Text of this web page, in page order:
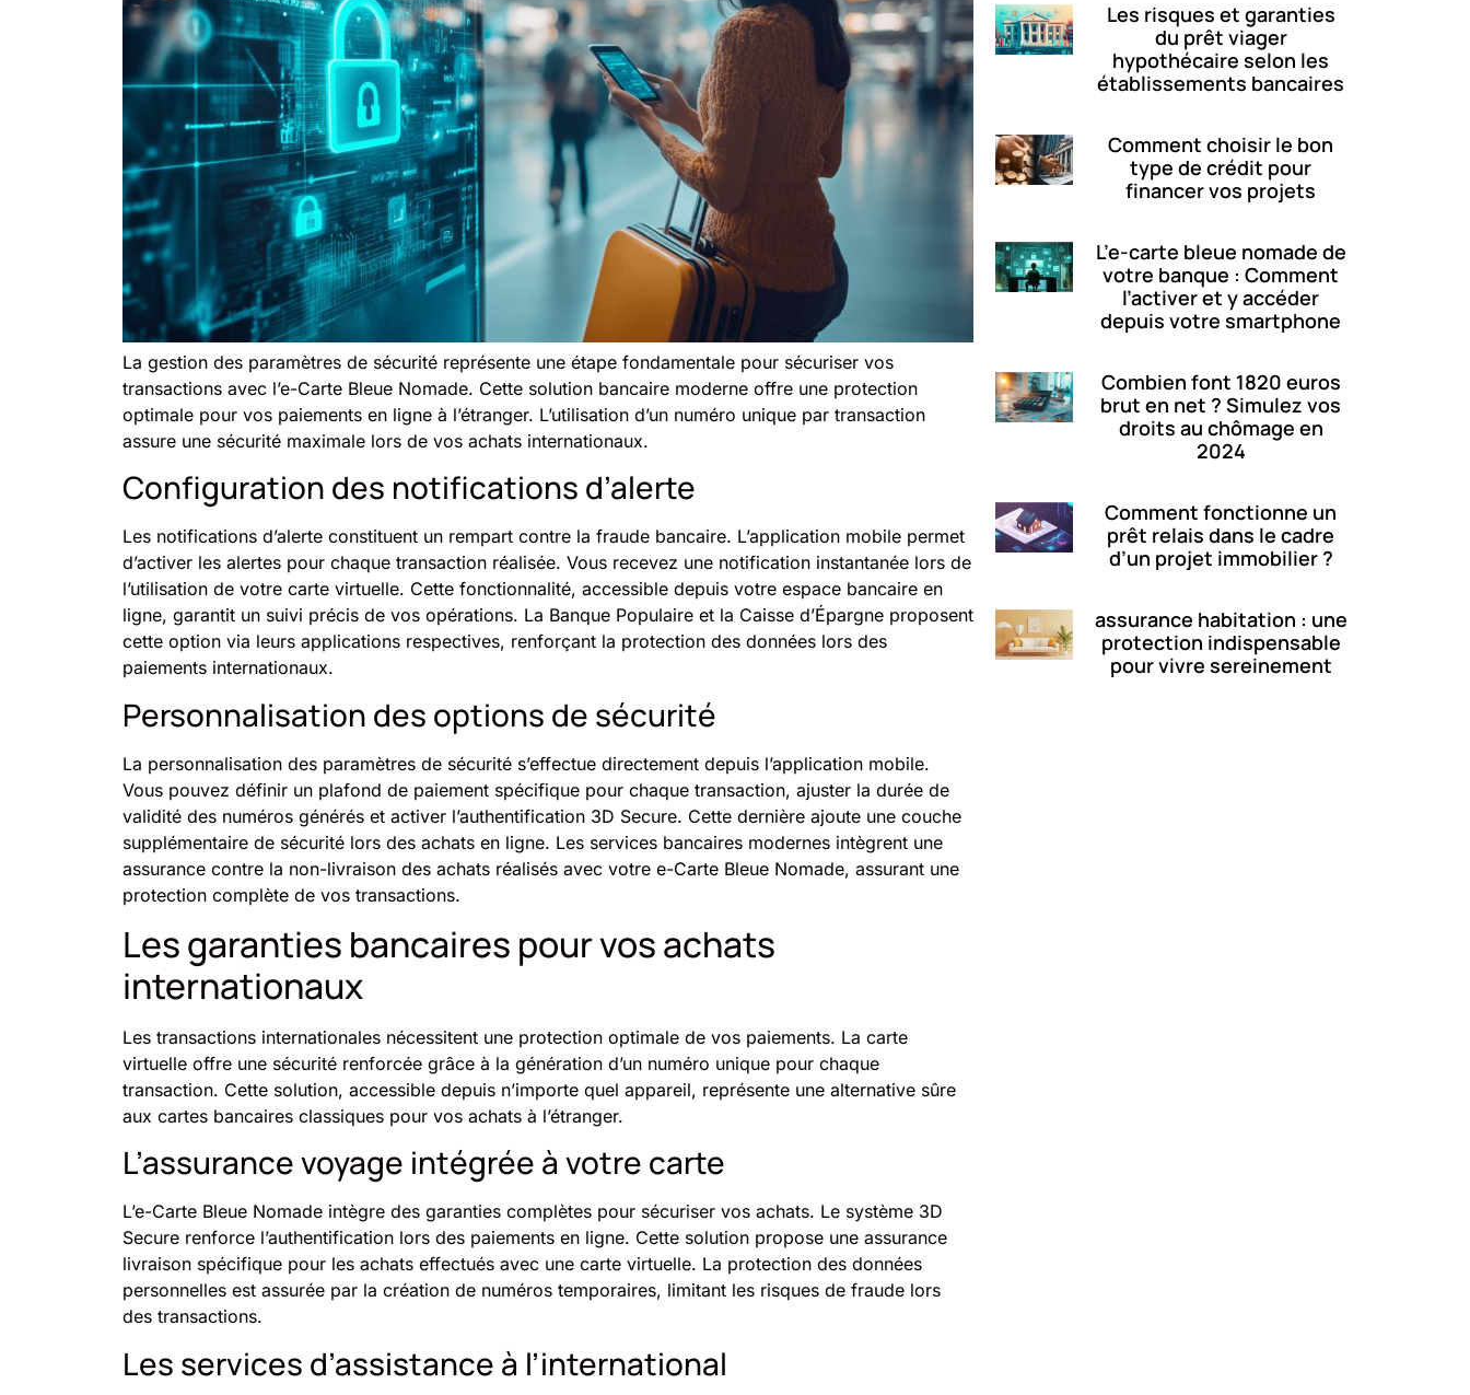
La gestion des paramètres de sécurité représente une étape fondamentale pour sécuriser vos
transactions avec l’e-Carte Bleue Nomade. Cette solution bancaire moderne offre une protection
optimale pour vos paiements en ligne à l’étranger. L’utilisation d’un numéro unique par transaction
assure une sécurité maximale lors de vos achats internationaux.
Configuration des notifications d’alerte
Les notifications d’alerte constituent un rempart contre la fraude bancaire. L’application mobile permet
d’activer les alertes pour chaque transaction réalisée. Vous recevez une notification instantanée lors de
l’utilisation de votre carte virtuelle. Cette fonctionnalité, accessible depuis votre espace bancaire en
ligne, garantit un suivi précis de vos opérations. La Banque Populaire et la Caisse d’Épargne proposent
cette option via leurs applications respectives, renforçant la protection des données lors des
paiements internationaux.
Personnalisation des options de sécurité
La personnalisation des paramètres de sécurité s’effectue directement depuis l’application mobile.
Vous pouvez définir un plafond de paiement spécifique pour chaque transaction, ajuster la durée de
validité des numéros générés et activer l’authentification 3D Secure. Cette dernière ajoute une couche
supplémentaire de sécurité lors des achats en ligne. Les services bancaires modernes intègrent une
assurance contre la non-livraison des achats réalisés avec votre e-Carte Bleue Nomade, assurant une
protection complète de vos transactions.
Les garanties bancaires pour vos achats
internationaux
Les transactions internationales nécessitent une protection optimale de vos paiements. La carte
virtuelle offre une sécurité renforcée grâce à la génération d’un numéro unique pour chaque
transaction. Cette solution, accessible depuis n’importe quel appareil, représente une alternative sûre
aux cartes bancaires classiques pour vos achats à l’étranger.
L’assurance voyage intégrée à votre carte
L’e-Carte Bleue Nomade intègre des garanties complètes pour sécuriser vos achats. Le système 3D
Secure renforce l’authentification lors des paiements en ligne. Cette solution propose une assurance
livraison spécifique pour les achats effectués avec une carte virtuelle. La protection des données
personnelles est assurée par la création de numéros temporaires, limitant les risques de fraude lors
des transactions.
Les services d’assistance à l’international
Les risques et garanties
du prêt viager
hypothécaire selon les
établissements bancaires
Comment choisir le bon
type de crédit pour
financer vos projets
L’e-carte bleue nomade de
votre banque : Comment
l’activer et y accéder
depuis votre smartphone
Combien font 1820 euros
brut en net ? Simulez vos
droits au chômage en
2024
Comment fonctionne un
prêt relais dans le cadre
d’un projet immobilier ?
assurance habitation : une
protection indispensable
pour vivre sereinement